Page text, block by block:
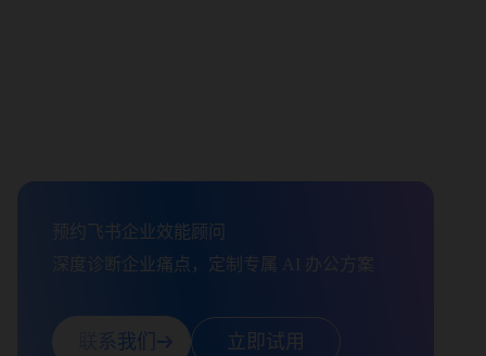
  });
  const invoiceCode = [];
  const seenNumericWords = [];
预约飞书企业效能顾问
深度诊断企业痛点，定制专属 AI 办公方案
联系我们 立即试用